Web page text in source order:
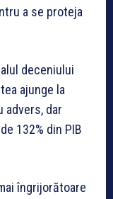
a se proteja
deceniului
ajunge la
advers, dar
132% din PIB
îngrijorătoare